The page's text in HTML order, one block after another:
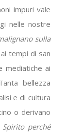
impuri vale
nelle nostre
sulla
tempi di san
mediatiche ai
bellezza
e di cultura
o derivano
perché